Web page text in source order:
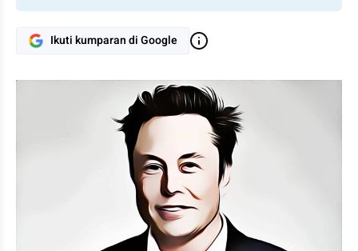
Ikuti kumparan di Google